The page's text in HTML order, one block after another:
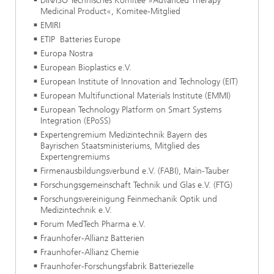
Medicinal Product«, Komitee-Mitglied
EMIRI
ETIP Batteries Europe
Europa Nostra
European Bioplastics e.V.
European Institute of Innovation and Technology (EIT)
European Multifunctional Materials Institute (EMMI)
European Technology Platform on Smart Systems
Integration (EPoSS)
Expertengremium Medizintechnik Bayern des
Bayrischen Staatsministeriums, Mitglied des
Expertengremiums
Firmenausbildungsverbund e.V. (FABI), Main-Tauber
Forschungsgemeinschaft Technik und Glas e.V. (FTG)
Forschungsvereinigung Feinmechanik Optik und
Medizintechnik e.V.
Forum MedTech Pharma e.V.
Fraunhofer-Allianz Batterien
Fraunhofer-Allianz Chemie
Fraunhofer-Forschungsfabrik Batteriezelle